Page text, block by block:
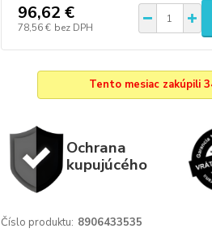
96,62 €
78,56 € bez DPH
Tento mesiac zakúpili
Ochrana
kupujúcého
Číslo produktu: 8906433535